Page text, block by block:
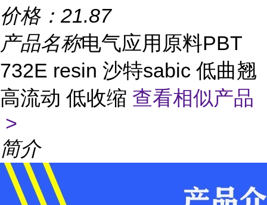
价格： 21.87
产品名称电气应用原料PBT
732E resin 沙特sabic 低曲翘
高流动 低收缩 查看相似产品
>
简介